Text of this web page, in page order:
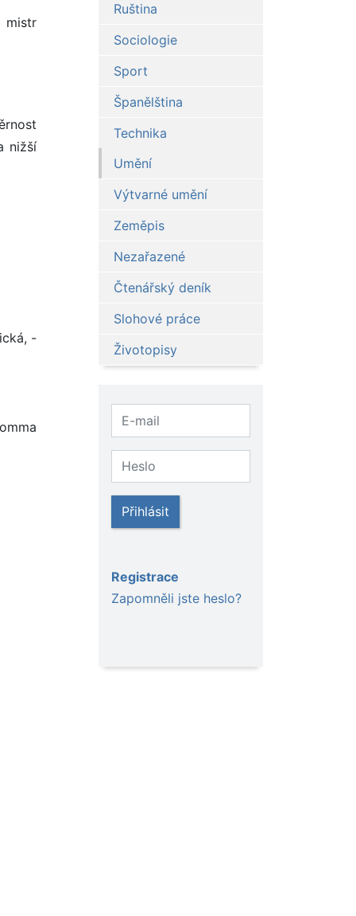
mistr
nižší
-
Ruština
Sociologie
Sport
Španělština
Technika
Umění
Výtvarné umění
Zeměpis
Nezařazené
Čtenářský deník
Slohové práce
Životopisy
Přihlásit
Registrace
Zapomněli jste heslo?